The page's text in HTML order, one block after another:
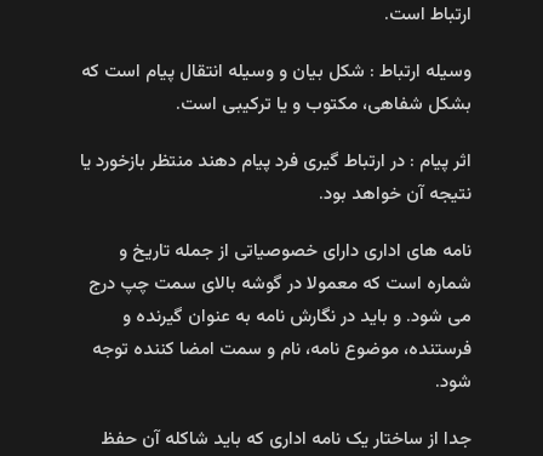
ارتباط است.
وسیله ارتباط : شکل بیان و وسیله انتقال پیام است که
بشکل شفاهی، مکتوب و یا ترکیبی است.
اثر پیام : در ارتباط گیری فرد پیام دهند منتظر بازخورد یا
نتیجه آن خواهد بود.
نامه های اداری دارای خصوصیاتی از جمله تاریخ و
شماره است که معمولا در گوشه بالای سمت چپ درج
می شود. و باید در نگارش نامه به عنوان گیرنده و
فرستنده، موضوع نامه، نام و سمت امضا کننده توجه
شود.
جدا از ساختار یک نامه اداری که باید شاکله آن حفظ